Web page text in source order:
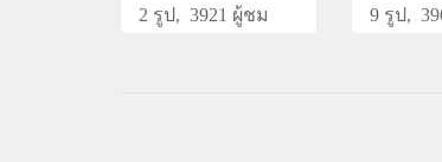
2 รูป, 3921 ผู้ชม 9 รูป,